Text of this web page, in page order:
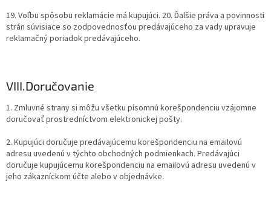
19. Voľbu spôsobu reklamácie má kupujúci. 20. Ďalšie práva a povinnosti
strán súvisiace so zodpovednosťou predávajúceho za vady upravuje
reklamačný poriadok predávajúceho.
VIII.Doručovanie
1. Zmluvné strany si môžu všetku písomnú korešpondenciu vzájomne
doručovať prostredníctvom elektronickej pošty.
2. Kupujúci doručuje predávajúcemu korešpondenciu na emailovú
adresu uvedenú v týchto obchodných podmienkach. Predávajúci
doručuje kupujúcemu korešpondenciu na emailovú adresu uvedenú v
jeho zákazníckom účte alebo v objednávke.